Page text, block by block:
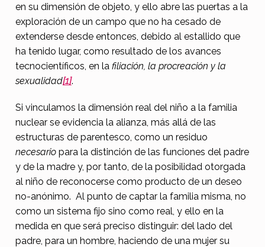
en su dimensión de objeto, y ello abre las puertas a la
exploración de un campo que no ha cesado de
extenderse desde entonces, debido al estallido que
ha tenido lugar, como resultado de los avances
tecnocientíficos, en la filiación, la procreación y la
sexualidad[1].
Si vinculamos la dimensión real del niño a la familia
nuclear se evidencia la alianza, más allá de las
estructuras de parentesco, como un residuo
necesariopara la distinción de las funciones del padre
y de la madre y, por tanto, de la posibilidad otorgada
al niño de reconocerse como producto de un deseo
no-anónimo. Al punto de captar la familia misma, no
como un sistema fijo sino como real, y ello en la
medida en que será preciso distinguir: del lado del
padre, para un hombre, haciendo de una mujer su